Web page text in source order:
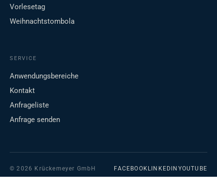
Vorlesetag
Weihnachtstombola
SERVICE
Anwendungsbereiche
Kontakt
Anfrageliste
Anfrage senden
© 2026 Krückemeyer GmbH FACEBOOK LINKEDIN YOUTUBE